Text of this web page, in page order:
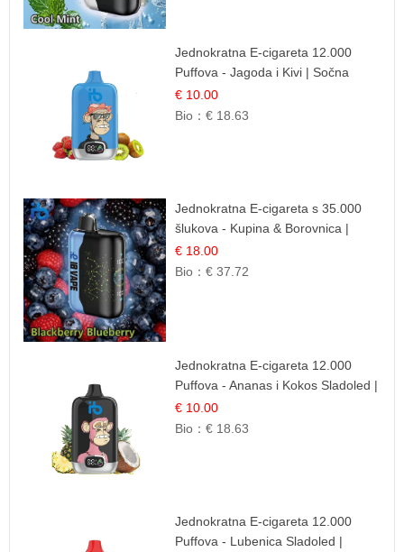
Jednokratna E-cigareta 12.000
Puffova - Jagoda i Kivi | Sočna
Voćna Kombinacija
€ 10.00
Bio：€ 18.63
Jednokratna E-cigareta s 35.000
šlukova - Kupina & Borovnica |
Intenzivna Mješavina Šumskog
Voća
€ 18.00
Bio：€ 37.72
Jednokratna E-cigareta 12.000
Puffova - Ananas i Kokos Sladoled |
Tropski Desert
€ 10.00
Bio：€ 18.63
Jednokratna E-cigareta 12.000
Puffova - Lubenica Sladoled |